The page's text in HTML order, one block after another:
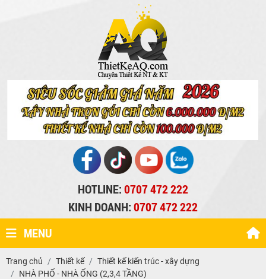
HOTLINE:0707 472 222
KINH DOANH:0707 472 222
MENU
Trang chủ Thiết kế
Thiết kế kiến trúc - xây dựng
NHÀ PHỐ - NHÀ ỐNG (2,3,4 TẦNG)